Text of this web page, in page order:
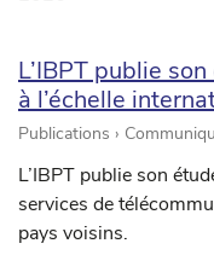
L’IBPT publie
à l’échelle
Publications ›
L’IBPT publie son
services de
pays voisins.